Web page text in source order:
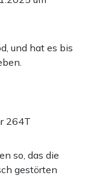
und hat es bis
264T
so, das die
gestörten